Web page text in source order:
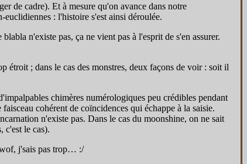
de cadre). Et à mesure qu'on avance dans notre
: l'histoire s'est ainsi déroulée.
n'existe pas, ça ne vient pas à l'esprit de s'en assurer.
étroit ; dans le cas des monstres, deux façons de voir : soit il
chimères numérologiques peu crédibles pendant
cohérent de coïncidences qui échappe à la saisie.
n'existe pas. Dans le cas du moonshine, on ne sait
c'est le cas).
j'sais pas trop… :/